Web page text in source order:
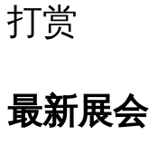
打赏
最新展会